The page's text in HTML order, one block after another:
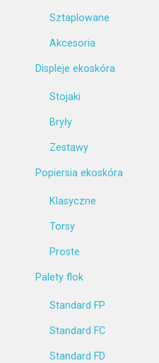
Sztaplowane
Akcesoria
Displeje ekoskóra
Stojaki
Bryły
Zestawy
Popiersia ekoskóra
Klasyczne
Torsy
Proste
Palety flok
Standard FP
Standard FC
Standard FD